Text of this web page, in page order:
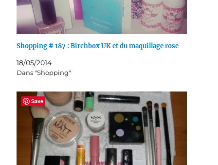
Shopping # 187 : Birchbox UK et du maquillage rose
18/05/2014
Dans "Shopping"
Save